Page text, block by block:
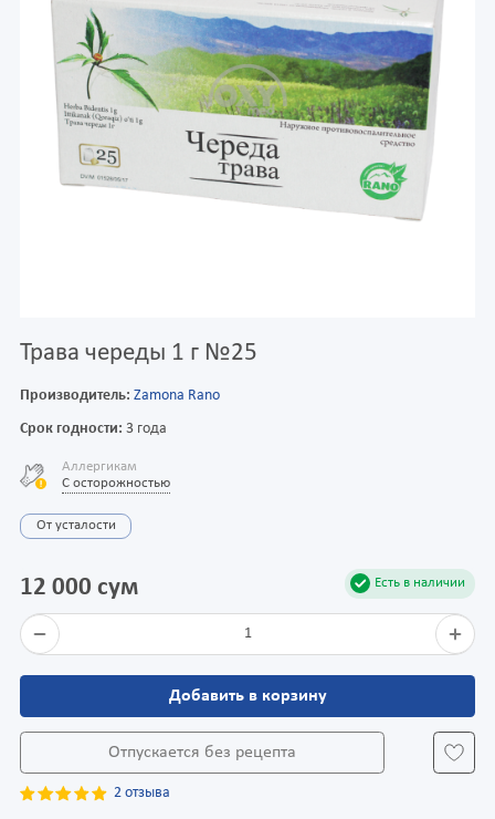
Трава череды 1 г №25
Производитель: Zamona Rano
Срок годности: 3 года
Аллергикам
С осторожностью
От усталости
Есть в наличии
12 000 сум
1
Добавить в корзину
Отпускается без рецепта
2 отзыва